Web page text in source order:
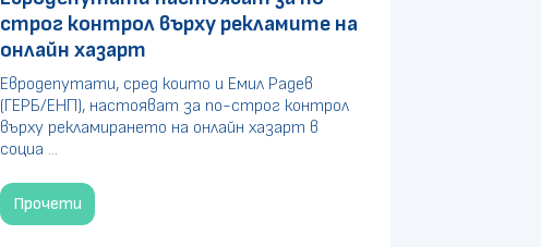
строг контрол върху рекламите на
онлайн хазарт
Евродепутати, сред които и Емил Радев
(ГЕРБ/ЕНП), настояват за по-строг контрол
върху рекламирането на онлайн хазарт в
социа ...
Прочети